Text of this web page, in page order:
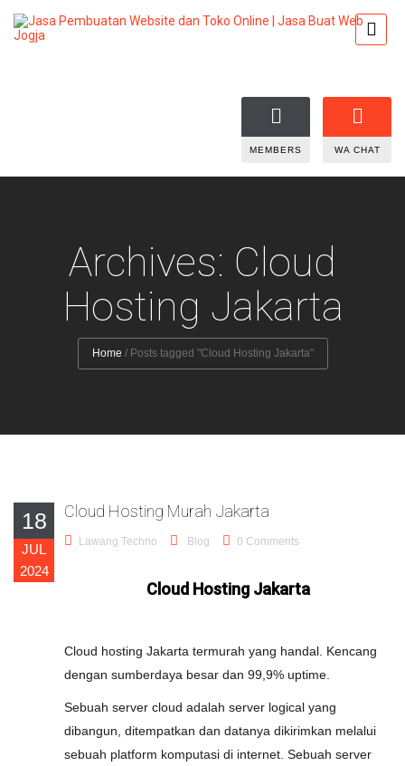
MEMBERS WA CHAT
Archives: Cloud
Hosting Jakarta
Home / Posts tagged "Cloud Hosting Jakarta"
18
JUL
2024
Cloud Hosting Murah Jakarta
Lawang Techno Blog 0 Comments
Cloud Hosting Jakarta
Cloud hosting Jakarta termurah yang handal. Kencang
dengan sumberdaya besar dan 99,9% uptime.
Sebuah server cloud adalah server logical yang
dibangun, ditempatkan dan datanya dikirimkan melalui
sebuah platform komputasi di internet. Sebuah server